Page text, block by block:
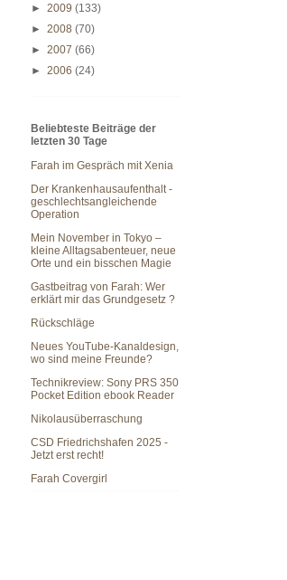
► 2009 (133)
► 2008 (70)
► 2007 (66)
► 2006 (24)
Beliebteste Beiträge der
letzten 30 Tage
Farah im Gespräch mit Xenia
Der Krankenhausaufenthalt -
geschlechtsangleichende
Operation
Mein November in Tokyo –
kleine Alltagsabenteuer, neue
Orte und ein bisschen Magie
Gastbeitrag von Farah: Wer
erklärt mir das Grundgesetz ?
Rückschläge
Neues YouTube-Kanaldesign,
wo sind meine Freunde?
Technikreview: Sony PRS 350
Pocket Edition ebook Reader
Nikolausüberraschung
CSD Friedrichshafen 2025 -
Jetzt erst recht!
Farah Covergirl